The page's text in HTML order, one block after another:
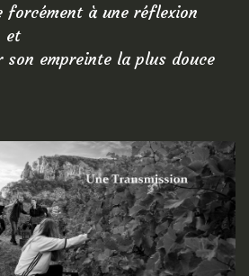
Lodges
forcément à une réflexion
et
empreinte la plus douce